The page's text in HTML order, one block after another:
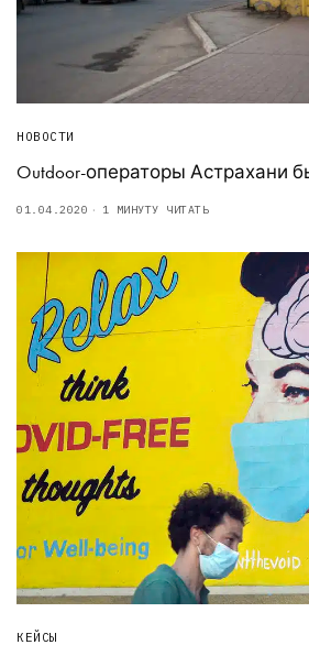
НОВОСТИ
Outdoor-операторы Астрахани
01.04.2020 1 МИНУТУ ЧИТАТЬ
КЕЙСЫ